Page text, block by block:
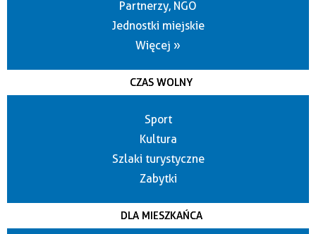
Partnerzy, NGO
Jednostki miejskie
Więcej »
CZAS WOLNY
Sport
Kultura
Szlaki turystyczne
Zabytki
DLA MIESZKAŃCA